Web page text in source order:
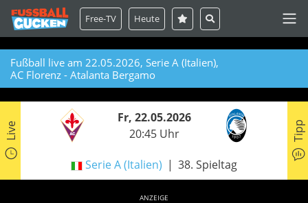
Free-TV Heute
Fußball live am 22.05.2026, Serie A (Italien),
AC Florenz - Atalanta Bergamo
Live
Fr, 22.05.2026
20:45 Uhr
Serie A (Italien) 38. Spieltag
Tipp
ANZEIGE